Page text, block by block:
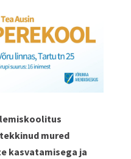
mured
kasvatamisega ja